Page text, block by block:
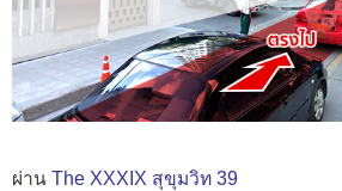
ผ่าน The XXXIX สุขุมวิท 39